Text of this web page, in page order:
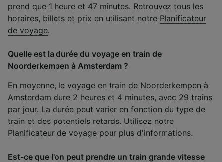
prend que 1 heure et 47 minutes. Retrouvez tous les
horaires, billets et prix en utilisant notre Planificateur
de voyage.
Quelle est la durée du voyage en train de
Noorderkempen à Amsterdam ?
En moyenne, le voyage en train de Noorderkempen à
Amsterdam dure 2 heures et 4 minutes, avec 29 trains
par jour. La durée peut varier en fonction du type de
train et des potentiels retards. Utilisez notre
Planificateur de voyage pour plus d'informations.
Est-ce que l'on peut prendre un train grande vitesse